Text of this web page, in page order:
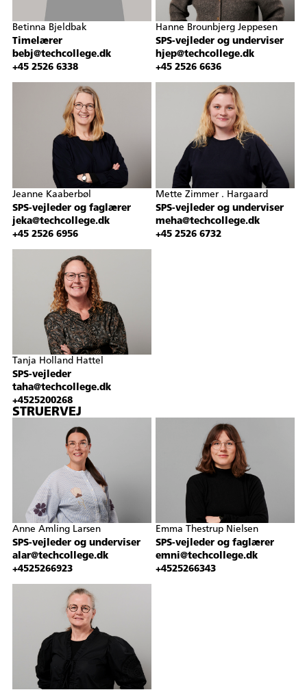
Betinna Bjeldbak
Timelærer
bebj@techcollege.dk
+45 2526 6338
Hanne Brounbjerg Jeppesen
SPS-vejleder og underviser
hjep@techcollege.dk
+45 2526 6636
Jeanne Kaaberbøl
SPS-vejleder og faglærer
jeka@techcollege.dk
+45 2526 6956
Mette Zimmer . Hargaard
SPS-vejleder og underviser
meha@techcollege.dk
+45 2526 6732
Tanja Holland Hattel
SPS-vejleder
taha@techcollege.dk
+4525200268
STRUERVEJ
Anne Amling Larsen
SPS-vejleder og underviser
alar@techcollege.dk
+4525266923
Emma Thestrup Nielsen
SPS-vejleder og faglærer
emni@techcollege.dk
+4525266343